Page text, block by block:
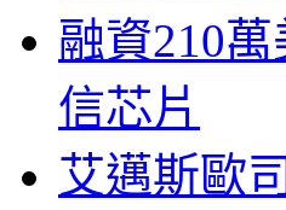
融資210
信芯片
艾邁斯歐